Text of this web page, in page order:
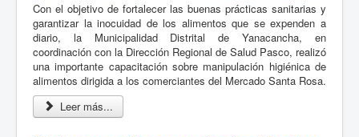
Con el objetivo de fortalecer las buenas prácticas sanitarias y
garantizar la inocuidad de los alimentos que se expenden a
diario, la Municipalidad Distrital de Yanacancha, en
coordinación con la Dirección Regional de Salud Pasco, realizó
una importante capacitación sobre manipulación higiénica de
alimentos dirigida a los comerciantes del Mercado Santa Rosa.
Leer más...